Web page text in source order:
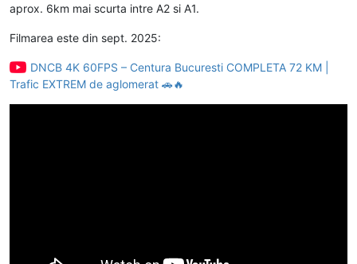
aprox. 6km mai scurta intre A2 si A1.
Filmarea este din sept. 2025:
DNCB 4K 60FPS – Centura Bucuresti COMPLETA 72 KM |
Trafic EXTREM de aglomerat 🚗🔥